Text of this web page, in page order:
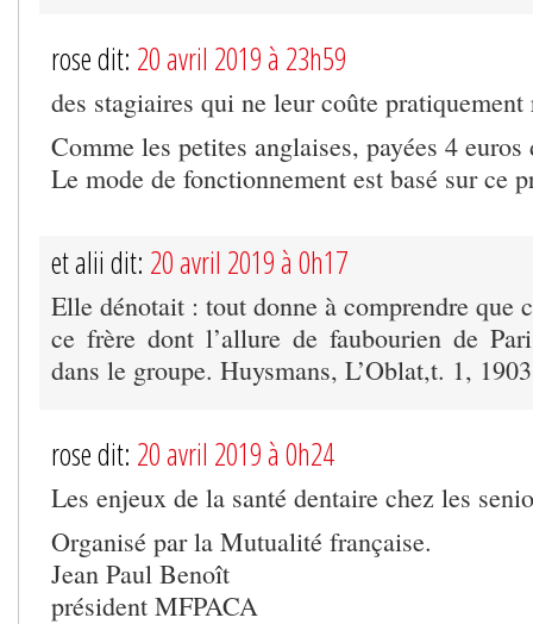
rose dit: 20 avril 2019 à 23h59
des stagiaires qui ne leur coûte
Comme les petites anglaises, payées 4
Le mode de fonctionnement est basé sur ce
et alii dit: 20 avril 2019 à 0h17
Elle dénotait : tout donne à comprendre que
ce frère dont l’allure de faubourien de
dans le groupe. Huysmans, L’Oblat,t. 1,
rose dit: 20 avril 2019 à 0h24
Les enjeux de la santé dentaire chez les
Organisé par la Mutualité française.
Jean Paul Benoît
président MFPACA